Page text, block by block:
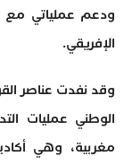
ودعم عملياتي مع
الإفريقي.
وقد نفدت عناصر
الوطني عمليات
مغربية، وهي